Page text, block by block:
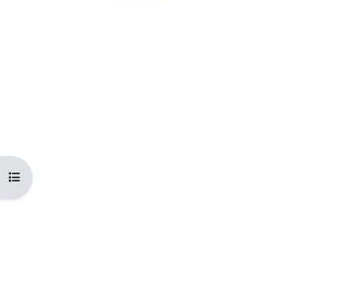
Abrir índice del curso